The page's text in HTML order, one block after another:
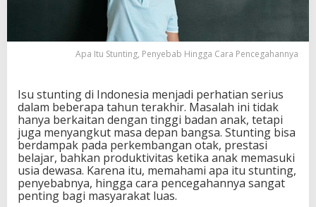
a
b
i
n
a
C
a
r
a
P
e
n
c
Apa Itu Stunting, Penyebab Hingga Cara Pencegahannya
Isu stunting di Indonesia menjadi perhatian serius
dalam beberapa tahun terakhir. Masalah ini tidak
hanya berkaitan dengan tinggi badan anak, tetapi
juga menyangkut masa depan bangsa. Stunting bisa
berdampak pada perkembangan otak, prestasi
belajar, bahkan produktivitas ketika anak memasuki
usia dewasa. Karena itu, memahami apa itu stunting,
penyebabnya, hingga cara pencegahannya sangat
penting bagi masyarakat luas.